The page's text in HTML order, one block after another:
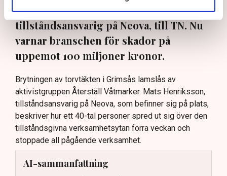
oss”, säger Mats Henriksson,
tillståndsansvarig på Neova, till TN. Nu
varnar branschen för skador på
uppemot 100 miljoner kronor.
Brytningen av torvtäkten i Grimsås lamslås av
aktivistgruppen Återställ Våtmarker. Mats Henriksson,
tillståndsansvarig på Neova, som befinner sig på plats,
beskriver hur ett 40-tal personer spred ut sig över den
tillståndsgivna verksamhetsytan förra veckan och
stoppade all pågående verksamhet.
AI-sammanfattning